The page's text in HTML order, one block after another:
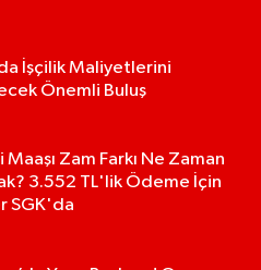
İşçilik Maliyetlerini
Önemli Buluş
Maaşı Zam Farkı Ne Zaman
3.552 TL'lik Ödeme İçin
SGK'da